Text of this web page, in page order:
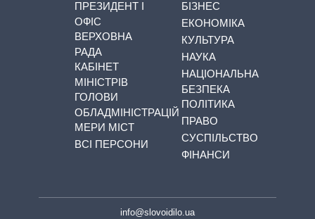
ПРЕЗИДЕНТ І
ОФІС
ВЕРХОВНА
РАДА
КАБІНЕТ
МІНІСТРІВ
ГОЛОВИ
ОБЛАДМІНІСТРАЦІЙ
МЕРИ МІСТ
ВСІ ПЕРСОНИ
БІЗНЕС
ЕКОНОМІКА
КУЛЬТУРА
НАУКА
НАЦІОНАЛЬНА
БЕЗПЕКА
ПОЛІТИКА
ПРАВО
СУСПІЛЬСТВО
ФІНАНСИ
info@slovoidilo.ua